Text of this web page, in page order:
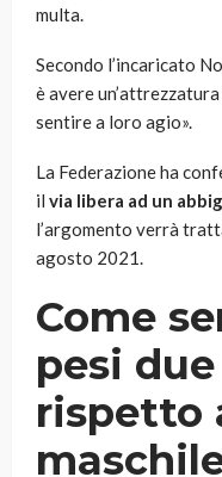
multa.
Secondo l’incaricato
è avere
sentire a loro agio».
La Federazione ha
il via libera ad un
l’argomento verrà
agosto 2021.
Come
pesi
rispetto